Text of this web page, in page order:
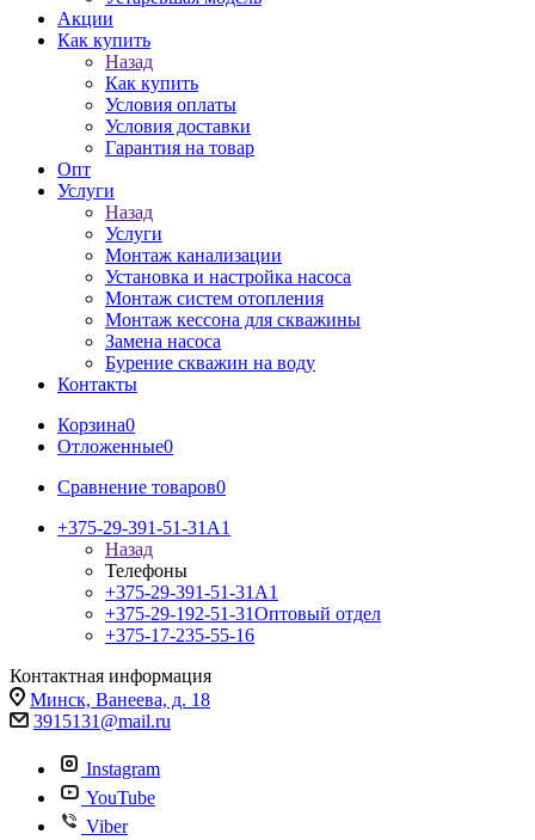
Акции
Как купить
Назад
Как купить
Условия оплаты
Условия доставки
Гарантия на товар
Опт
Услуги
Назад
Услуги
Монтаж канализации
Установка и настройка насоса
Монтаж систем отопления
Монтаж кессона для скважины
Замена насоса
Бурение скважин на воду
Контакты
Корзина0
Отложенные0
Сравнение товаров0
+375-29-391-51-31 A1
Назад
Телефоны
+375-29-391-51-31 A1
+375-29-192-51-31Оптовый отдел
+375-17-235-55-16
Контактная информация
Минск, Ванеева, д. 18
3915131@mail.ru
Instagram
YouTube
Viber